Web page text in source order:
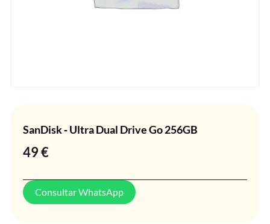
SanDisk ‐ Ultra Dual Drive Go 256GB
49€
Consultar WhatsApp